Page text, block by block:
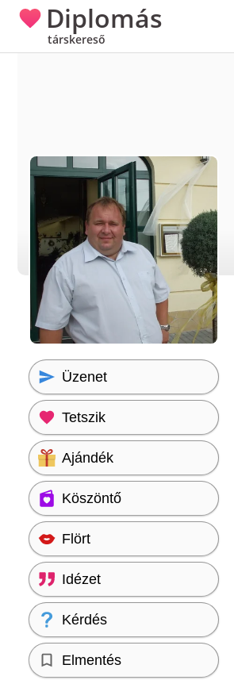
Diplomás
társkereső
Üzenet
Tetszik
Ajándék
Köszöntő
Flört
Idézet
Kérdés
Elmentés